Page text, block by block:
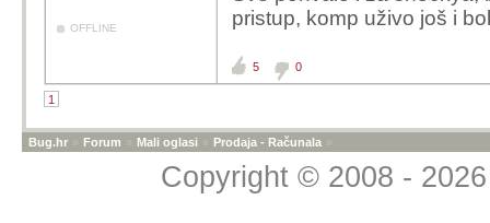
OFFLINE
pristup, komp uživo još i
5 0
1
Bug.hr » Forum » Mali oglasi » Prodaja - Računala »
Copyright © 2008 -